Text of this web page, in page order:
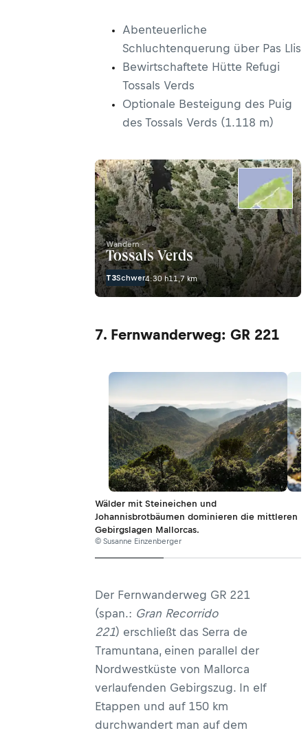
Abenteuerliche
Schluchtenquerung über Pas Llis
Bewirtschaftete Hütte Refugi
Tossals Verds
Optionale Besteigung des Puig
des Tossals Verds (1.118 m)
Wandern ·
Tossals Verds
T3Schwer4:30 h11,7 km
7. Fernwanderweg: GR 221
Wälder mit Steineichen und
Johannisbrotbäumen dominieren die mittleren
Gebirgslagen Mallorcas.
© Susanne Einzenberger
Der Fernwanderweg GR 221
(span.: Gran Recorrido
221) erschließt das Serra de
Tramuntana, einen parallel der
Nordwestküste von Mallorca
verlaufenden Gebirgszug. In elf
Etappen und auf 150 km
durchwandert man auf dem